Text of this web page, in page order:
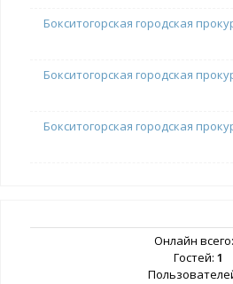
Бокситогорская городская
Бокситогорская городская
Бокситогорская городская
Онлайн всего:
Гостей: 1